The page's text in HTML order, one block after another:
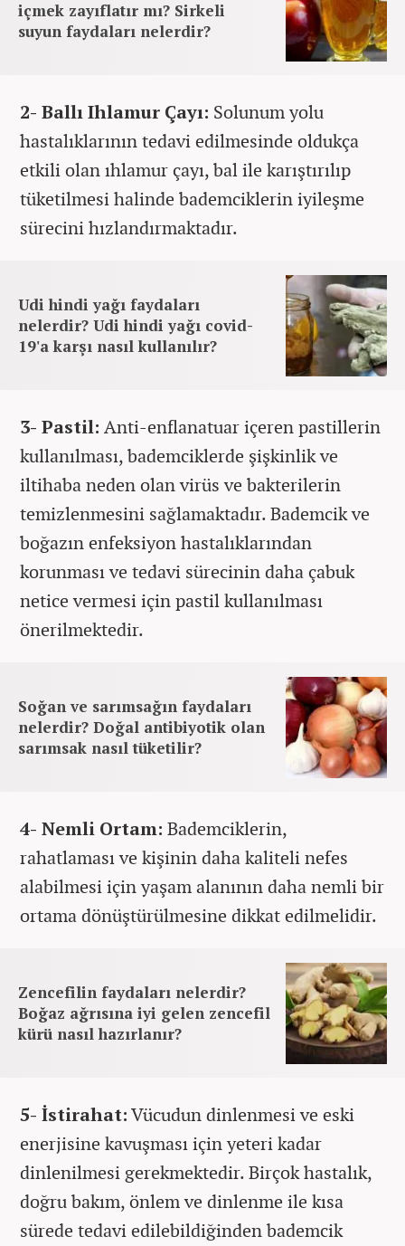
içmek zayıflatır mı? Sirkeli
suyun faydaları nelerdir?
2- Ballı Ihlamur Çayı: Solunum yolu
hastalıklarının tedavi edilmesinde oldukça
etkili olan ıhlamur çayı, bal ile karıştırılıp
tüketilmesi halinde bademciklerin iyileşme
sürecini hızlandırmaktadır.
Udi hindi yağı faydaları
nelerdir? Udi hindi yağı covid-
19'a karşı nasıl kullanılır?
3- Pastil: Anti-enflanatuar içeren pastillerin
kullanılması, bademciklerde şişkinlik ve
iltihaba neden olan virüs ve bakterilerin
temizlenmesini sağlamaktadır. Bademcik ve
boğazın enfeksiyon hastalıklarından
korunması ve tedavi sürecinin daha çabuk
netice vermesi için pastil kullanılması
önerilmektedir.
Soğan ve sarımsağın faydaları
nelerdir? Doğal antibiyotik olan
sarımsak nasıl tüketilir?
4- Nemli Ortam: Bademciklerin,
rahatlaması ve kişinin daha kaliteli nefes
alabilmesi için yaşam alanının daha nemli bir
ortama dönüştürülmesine dikkat edilmelidir.
Zencefilin faydaları nelerdir?
Boğaz ağrısına iyi gelen zencefil
kürü nasıl hazırlanır?
5- İstirahat:Vücudun dinlenmesi ve eski
enerjisine kavuşması için yeteri kadar
dinlenilmesi gerekmektedir. Birçok hastalık,
doğru bakım, önlem ve dinlenme ile kısa
sürede tedavi edilebildiğinden bademcik